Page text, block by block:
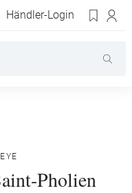
Händler-Login
Pholien